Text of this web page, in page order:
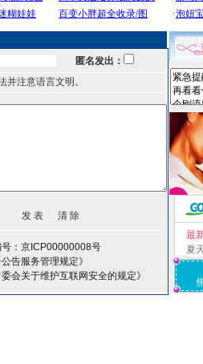
匿名发出：
并注意语言文明。
：京ICP00000008号
告服务管理规定》
会关于维护互联网安全的规定》
最
夏